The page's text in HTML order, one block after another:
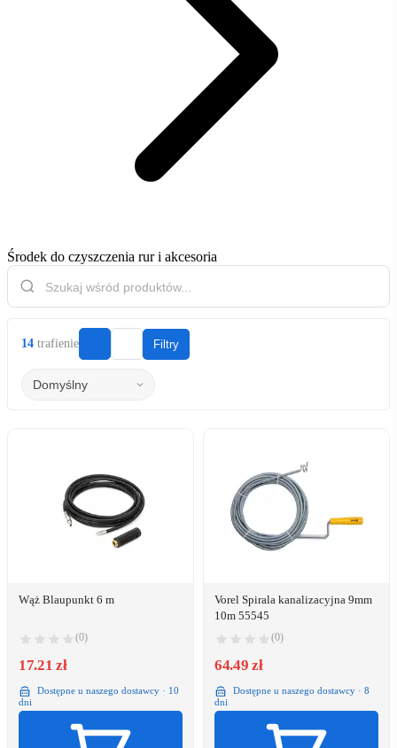
Środek do czyszczenia rur i akcesoria
14 trafienie Filtry
Wąż Blaupunkt 6 m
(0)
17.21 zł
Dostępne u naszego dostawcy · 10
dni
Vorel Spirala kanalizacyjna 9mm
10m 55545
(0)
64.49 zł
Dostępne u naszego dostawcy · 8
dni